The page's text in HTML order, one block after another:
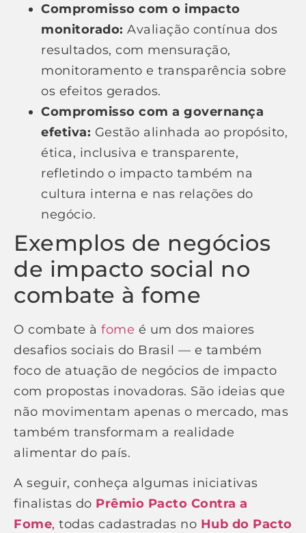
Compromisso com o impacto
monitorado: Avaliação contínua dos
resultados, com mensuração,
monitoramento e transparência sobre
os efeitos gerados.
Compromisso com a governança
efetiva: Gestão alinhada ao propósito,
ética, inclusiva e transparente,
refletindo o impacto também na
cultura interna e nas relações do
negócio.
Exemplos de negócios
de impacto social no
combate à fome
O combate à fome é um dos maiores
desafios sociais do Brasil — e também
foco de atuação de negócios de impacto
com propostas inovadoras. São ideias que
não movimentam apenas o mercado, mas
também transformam a realidade
alimentar do país.
A seguir, conheça algumas iniciativas
finalistas do Prêmio Pacto Contra a
Fome, todas cadastradas no Hub do Pacto